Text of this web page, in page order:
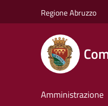
Regione Abruzzo
Amministrazione